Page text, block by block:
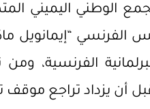
الوطني اليميني
الفرنسي “إيمانويل
الفرنسية،
أن يزداد تراجع